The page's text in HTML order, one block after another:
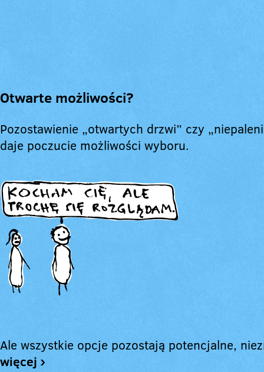
Otwarte możliwości?
Pozostawienie „otwartych drzwi” czy
daje poczucie możliwości wyboru.
Ale wszystkie opcje pozostają potencjalne,
więcej ›